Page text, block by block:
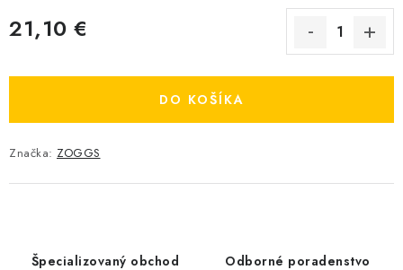
21,10 €
DO KOŠÍKA
Značka: ZOGGS
Špecializovaný obchod Odborné poradenstvo